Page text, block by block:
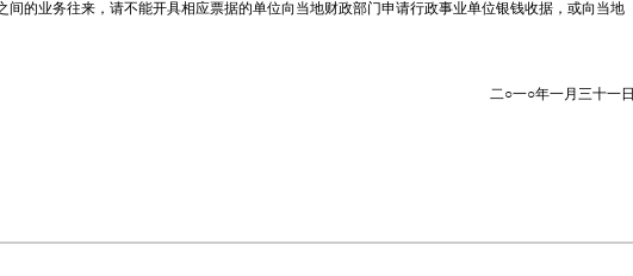
的业务往来，请不能开具相应票据的单位向当地财政部门申请行政事业单位银钱收据，或向当地
二○一○年一月三十一日